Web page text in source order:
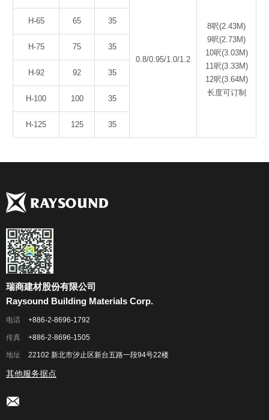
0.8/0.95/1.0/1.2
8呎(2.43M)
9呎(2.73M)
10呎(3.03M)
11呎(3.33M)
12呎(3.64M)
长度可订制
H-65 65 35
H-75 75 35
H-92 92 35
H-100 100 35
H-125 125 35
瑞商建材股份有限公司
Raysound Building Materials Corp.
电话 +886-2-8696-1792
传真 +886-2-8696-1505
地址 22102 新北市汐止区新台五路一段94号22楼
其他服务据点